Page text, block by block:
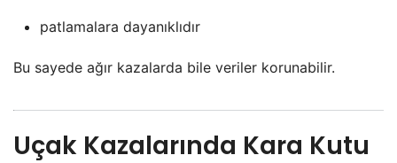
patlamalara dayanıklıdır
Bu sayede ağır kazalarda bile veriler korunabilir.
Uçak Kazalarında Kara Kutu